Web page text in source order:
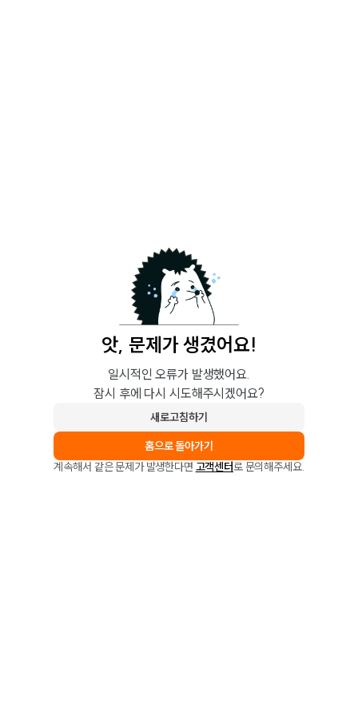
앗, 문제가 생겼어요!
일시적인 오류가 발생했어요.
잠시 후에 다시 시도해주시겠어요?
새로고침하기
홈으로 돌아가기
계속해서 같은 문제가 발생한다면 고객센터로 문의해주세요.